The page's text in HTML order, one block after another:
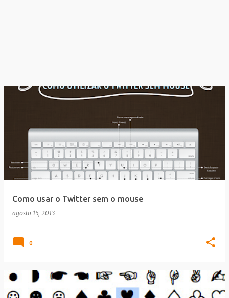
Como usar o Twitter sem o mouse
agosto 15, 2013
0